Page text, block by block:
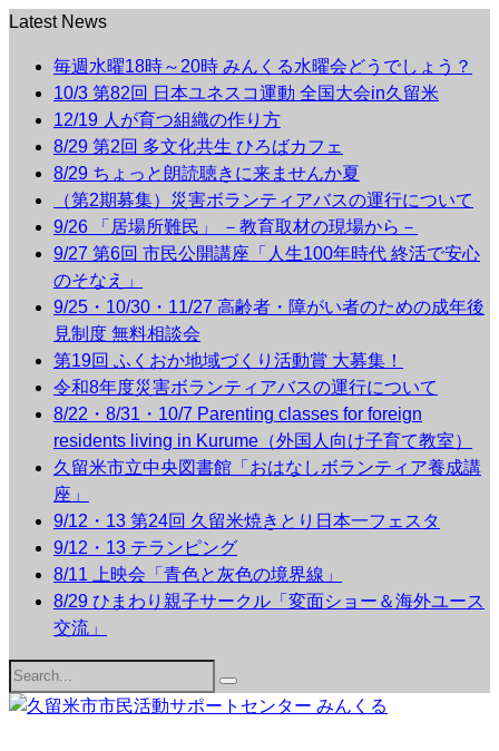
Latest News
毎週水曜18時～20時 みんくる水曜会どうでしょう？
10/3 第82回 日本ユネスコ運動 全国大会in久留米
12/19 人が育つ組織の作り方
8/29 第2回 多文化共生 ひろばカフェ
8/29 ちょっと朗読聴きに来ませんか夏
（第2期募集）災害ボランティアバスの運行について
9/26 「居場所難民」 －教育取材の現場から－
9/27 第6回 市民公開講座「人生100年時代 終活で安心
のそなえ」
9/25・10/30・11/27 高齢者・障がい者のための成年後
見制度 無料相談会
第19回 ふくおか地域づくり活動賞 大募集！
令和8年度災害ボランティアバスの運行について
8/22・8/31・10/7 Parenting classes for foreign
residents living in Kurume（外国人向け子育て教室）
久留米市立中央図書館「おはなしボランティア養成講
座」
9/12・13 第24回 久留米焼きとり日本一フェスタ
9/12・13 テランピング
8/11 上映会「青色と灰色の境界線」
8/29 ひまわり親子サークル「変面ショー＆海外ユース
交流」
Search
for: